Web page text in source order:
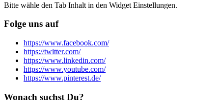
Bitte wähle den Tab Inhalt in den Widget Einstellungen.
Folge uns auf
https://www.facebook.com/
https://twitter.com/
https://www.linkedin.com/
https://www.youtube.com/
https://www.pinterest.de/
Wonach suchst Du?